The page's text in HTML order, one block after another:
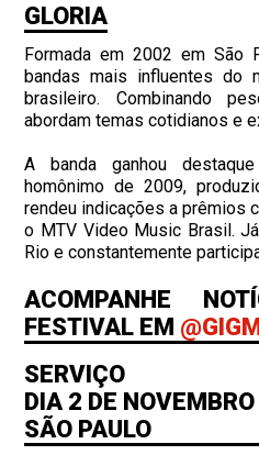
GLORIA
Formada em 2002 em São
bandas mais influentes do
brasileiro. Combinando
abordam temas cotidianos e
A banda ganhou
homônimo de 2009,
rendeu indicações a prêmios
o MTV Video Music Brasil.
Rio e constantemente
ACOMPANHE
FESTIVAL EM
SERVIÇO
DIA 2 DE
SÃO PAULO